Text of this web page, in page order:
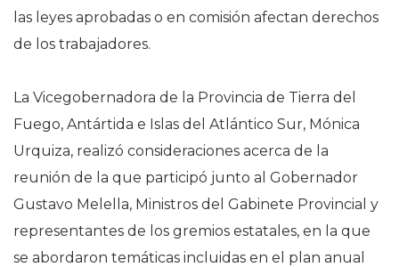
las leyes aprobadas o en comisión afectan derechos
de los trabajadores.
La Vicegobernadora de la Provincia de Tierra del
Fuego, Antártida e Islas del Atlántico Sur, Mónica
Urquiza, realizó consideraciones acerca de la
reunión de la que participó junto al Gobernador
Gustavo Melella, Ministros del Gabinete Provincial y
representantes de los gremios estatales, en la que
se abordaron temáticas incluidas en el plan anual